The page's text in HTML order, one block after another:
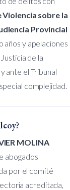
Violencia sobre la
Provincial
y apelaciones
de la
ante el Tribunal
complejidad.
MOLINA
abogados
por el comité
acreditada,